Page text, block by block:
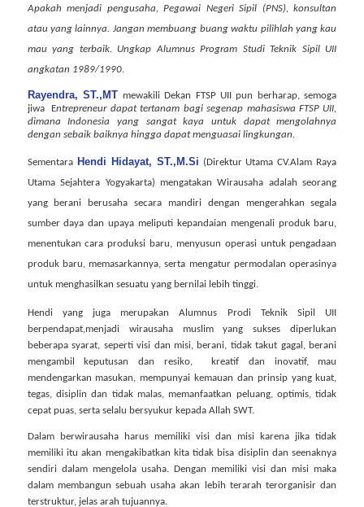
Apakah menjadi pengusaha, Pegawai Negeri Sipil (PNS), konsultan
atau yang lainnya. Jangan membuang buang waktu pilihlah yang kau
mau yang terbaik. UngkapAlumnus Program Studi Teknik Sipil UII
angkatan 1989/1990.
Rayendra, ST.,MT mewakili Dekan FTSP UII pun berharap, semoga
jiwa
Entrepreneurdapat tertanam bagi segenap mahasiswa FTSP UII,
dimana Indonesia yang sangat kaya untuk dapat mengolahnya
dengan sebaik baiknya hingga dapat menguasai lingkungan.
Sementara Hendi Hidayat, ST.,M.Si (Direktur Utama CV.Alam Raya
Utama Sejahtera Yogyakarta) mengatakan Wirausaha adalah seorang
yang berani berusaha secara mandiri dengan mengerahkan segala
sumber daya dan upaya meliputi kepandaian mengenali produk baru,
menentukan cara produksi baru, menyusun operasi untuk pengadaan
produk baru, memasarkannya, serta mengatur permodalan operasinya
untuk menghasilkan sesuatu yang bernilai lebih tinggi.
Hendi yang juga merupakan Alumnus Prodi Teknik Sipil UII
berpendapat,menjadi wirausaha muslim yang sukses diperlukan
beberapa syarat, seperti visi dan misi, berani, tidak takut gagal, berani
mengambil keputusan dan resiko,
kreatif dan inovatif, mau
mendengarkan masukan, mempunyai kemauan dan prinsip yang kuat,
tegas, disiplin dan tidak malas, memanfaatkan peluang, optimis, tidak
cepat puas, serta selalu bersyukur kepada Allah SWT.
Dalam berwirausaha harus memiliki visi dan misi karena jika tidak
memiliki itu akan mengakibatkan kita tidak bisa disiplin dan seenaknya
sendiri dalam mengelola usaha. Dengan memiliki visi dan misi maka
dalam membangun sebuah usaha akan lebih terarah terorganisir dan
terstruktur, jelas arah tujuannya.